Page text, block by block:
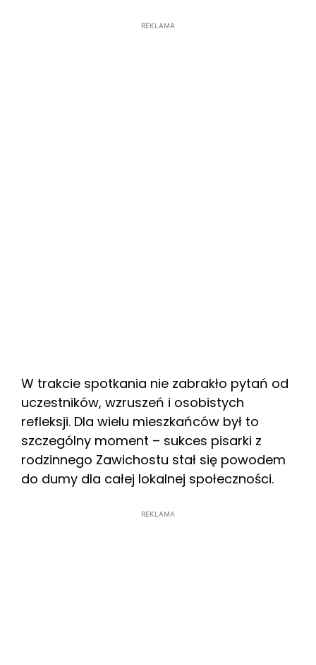
REKLAMA
W trakcie spotkania nie zabrakło pytań od
uczestników, wzruszeń i osobistych
refleksji. Dla wielu mieszkańców był to
szczególny moment – sukces pisarki z
rodzinnego Zawichostu stał się powodem
do dumy dla całej lokalnej społeczności.
REKLAMA